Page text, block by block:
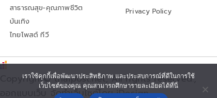
สาธารณสุข-คุณภาพชีวิต
บันเทิง
ไทยโพสต์ ทีวี
Privacy Policy
Copyright© thaipost.net, All rights reserved.,
ออกแบบเว็บ จัดทำเว็บไซต์โดย iDesign
เราใช้คุกกี้เพื่อพัฒนาประสิทธิภาพ และประสบการณ์ที่ดีในการใช้
เว็บไซต์ของคุณ คุณสามารถศึกษารายละเอียดได้ที่นี่